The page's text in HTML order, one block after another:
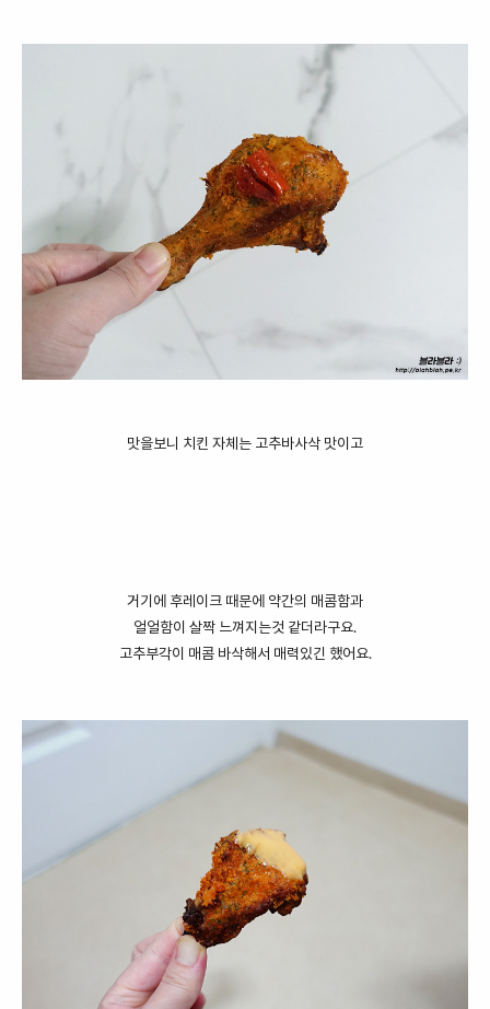
맛을보니 치킨 자체는 고추바사삭 맛이고
거기에 후레이크 때문에 약간의 매콤함과
얼얼함이 살짝 느껴지는것 같더라구요.
고추부각이 매콤 바삭해서 매력있긴 했어요.